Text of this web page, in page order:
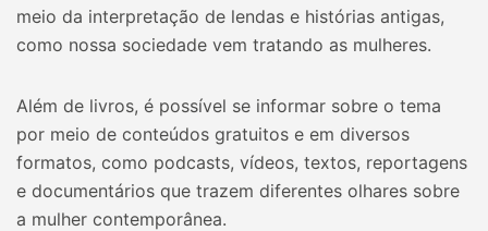
meio da interpretação de lendas e histórias antigas,
como nossa sociedade vem tratando as mulheres.
Além de livros, é possível se informar sobre o tema
por meio de conteúdos gratuitos e em diversos
formatos, como podcasts, vídeos, textos, reportagens
e documentários que trazem diferentes olhares sobre
a mulher contemporânea.